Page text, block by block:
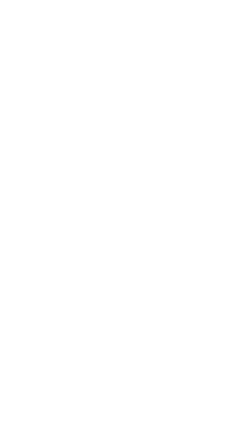
mesecem
Rdečega
200 evrov
Gornja
Družba
Naša
društvom
Sloveniji.
60.000